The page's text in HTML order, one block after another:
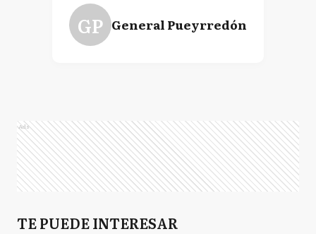
GP General Pueyrredón
Ads
TE PUEDE INTERESAR